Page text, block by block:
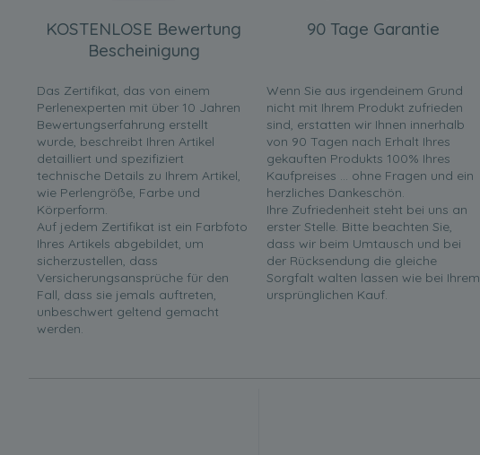
KOSTENLOSE Bewertung
Bescheinigung
Das Zertifikat, das von einem
Perlenexperten mit über 10 Jahren
Bewertungserfahrung erstellt
wurde, beschreibt Ihren Artikel
detailliert und spezifiziert
technische Details zu Ihrem Artikel,
wie Perlengröße, Farbe und
Körperform.
Auf jedem Zertifikat ist ein Farbfoto
Ihres Artikels abgebildet, um
sicherzustellen, dass
Versicherungsansprüche für den
Fall, dass sie jemals auftreten,
unbeschwert geltend gemacht
werden.
90 Tage Garantie
Wenn Sie aus irgendeinem Grund
nicht mit Ihrem Produkt zufrieden
sind, erstatten wir Ihnen innerhalb
von 90 Tagen nach Erhalt Ihres
gekauften Produkts 100% Ihres
Kaufpreises ... ohne Fragen und ein
herzliches Dankeschön.
Ihre Zufriedenheit steht bei uns an
erster Stelle. Bitte beachten Sie,
dass wir beim Umtausch und bei
der Rücksendung die gleiche
Sorgfalt walten lassen wie bei Ihrem
ursprünglichen Kauf.